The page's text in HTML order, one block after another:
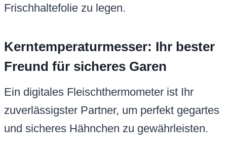
Frischhaltefolie zu legen.
Kerntemperaturmesser: Ihr bester
Freund für sicheres Garen
Ein digitales Fleischthermometer ist Ihr
zuverlässigster Partner, um perfekt gegartes
und sicheres Hähnchen zu gewährleisten.